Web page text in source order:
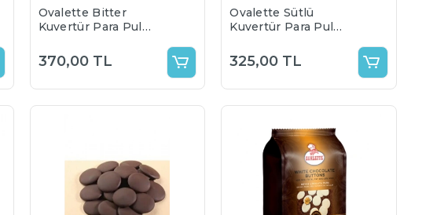
Ovalette Bitter
Kuvertür Para Pul
370,00 TL
Ovalette Sütlü
Kuvertür Para Pul
500gr
325,00 TL